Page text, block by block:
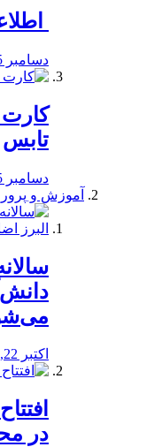
دسامبر 25, 2019
کارت
تابس
دسامبر 25, 2019
آموزش و
اکتبر 22, 2019
در